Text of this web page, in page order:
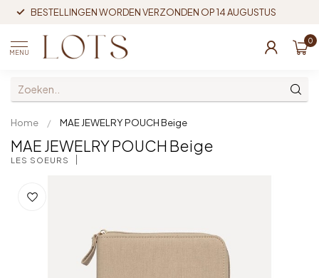
BESTELLINGEN WORDEN VERZONDEN OP 14 AUGUSTUS
MENU
0
Home / MAE JEWELRY POUCH Beige
MAE JEWELRY POUCH Beige
LES SOEURS